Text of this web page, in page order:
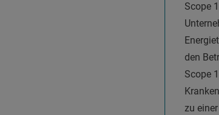
Scope
den
Scope
zu